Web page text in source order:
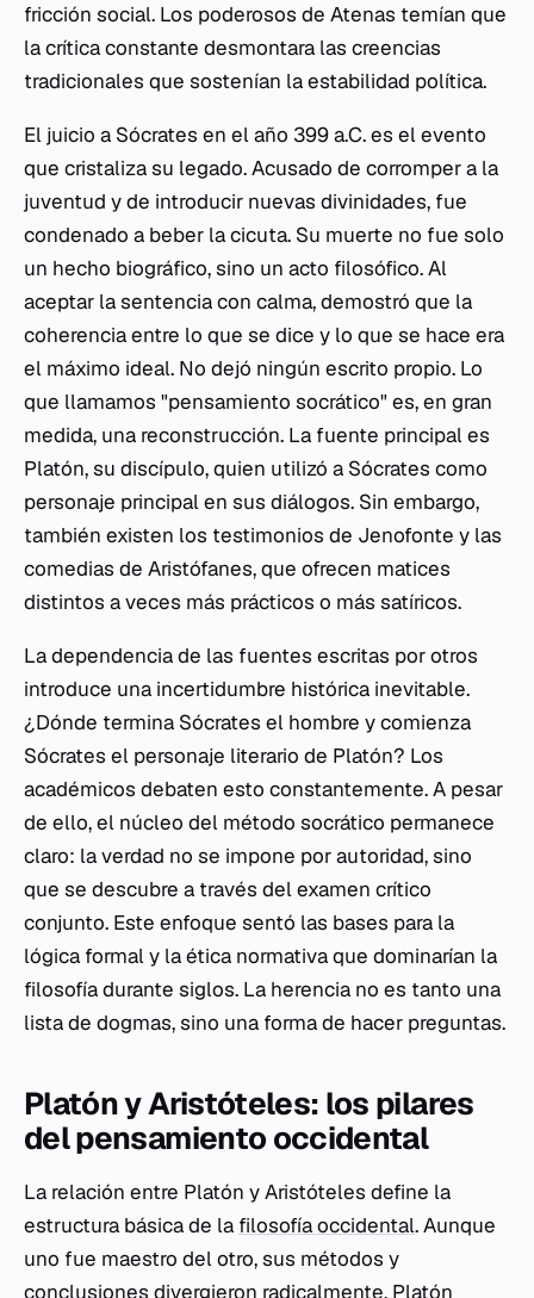
fricción social. Los poderosos de Atenas temían que
la crítica constante desmontara las creencias
tradicionales que sostenían la estabilidad política.
El juicio a Sócrates en el año 399 a.C. es el evento
que cristaliza su legado. Acusado de corromper a la
juventud y de introducir nuevas divinidades, fue
condenado a beber la cicuta. Su muerte no fue solo
un hecho biográfico, sino un acto filosófico. Al
aceptar la sentencia con calma, demostró que la
coherencia entre lo que se dice y lo que se hace era
el máximo ideal. No dejó ningún escrito propio. Lo
que llamamos "pensamiento socrático" es, en gran
medida, una reconstrucción. La fuente principal es
Platón, su discípulo, quien utilizó a Sócrates como
personaje principal en sus diálogos. Sin embargo,
también existen los testimonios de Jenofonte y las
comedias de Aristófanes, que ofrecen matices
distintos a veces más prácticos o más satíricos.
La dependencia de las fuentes escritas por otros
introduce una incertidumbre histórica inevitable.
¿Dónde termina Sócrates el hombre y comienza
Sócrates el personaje literario de Platón? Los
académicos debaten esto constantemente. A pesar
de ello, el núcleo del método socrático permanece
claro: la verdad no se impone por autoridad, sino
que se descubre a través del examen crítico
conjunto. Este enfoque sentó las bases para la
lógica formal y la ética normativa que dominarían la
filosofía durante siglos. La herencia no es tanto una
lista de dogmas, sino una forma de hacer preguntas.
Platón y Aristóteles: los pilares
del pensamiento occidental
La relación entre Platón y Aristóteles define la
estructura básica de la filosofía occidental. Aunque
uno fue maestro del otro, sus métodos y
conclusiones divergieron radicalmente. Platón